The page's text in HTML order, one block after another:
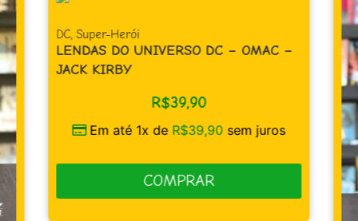
DC,Super-Herói
LENDAS DO UNIVERSO DC – OMAC –
JACK KIRBY
R$39,90
Em até 1x de R$39,90 sem juros
COMPRAR